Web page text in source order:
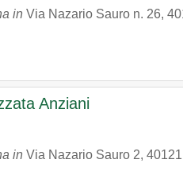
in Via Nazario Sauro n. 26,
Anziani
in Via Nazario Sauro 2, 40121